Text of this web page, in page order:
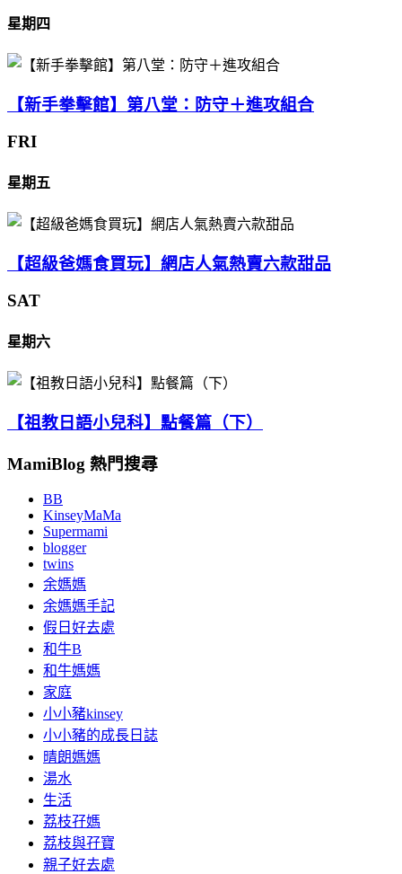
星期四
【新手拳擊館】第八堂：防守＋進攻組合
FRI
星期五
【超級爸媽食買玩】網店人氣熱賣六款甜品
SAT
星期六
【祖教日語小兒科】點餐篇（下）
MamiBlog 熱門搜尋
BB
KinseyMaMa
Supermami
blogger
twins
余媽媽
余媽媽手記
假日好去處
和牛B
和牛媽媽
家庭
小小豬kinsey
小小豬的成長日誌
晴朗媽媽
湯水
生活
荔枝孖媽
荔枝與孖寶
親子好去處